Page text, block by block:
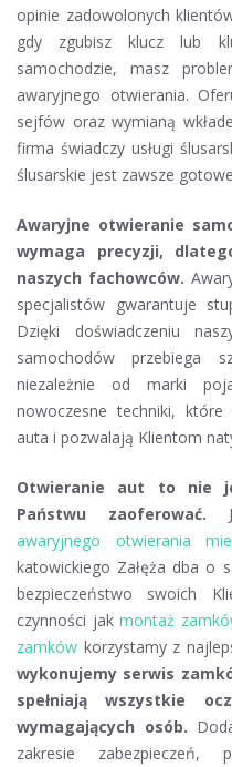
opinie zadowolonych
gdy zgubisz klucz lub
samochodzie, masz
awaryjnego otwierania.
sejfów oraz wymianą
firma świadczy usługi
ślusarskie jest zawsze
Awaryjne otwieranie
wymaga precyzji,
naszych fachowców.
specjalistów gwarantuje
Dzięki doświadczeniu
samochodów przebiega
niezależnie od marki
nowoczesne techniki, które
auta i pozwalają Klientom
Otwieranie aut to nie
Państwu zaoferować.
awaryjnego otwierania
katowickiego Załęża dba o
bezpieczeństwo swoich
czynności jakmontaż
zamków korzystamy z
wykonujemy serwis
spełniają wszystkie
wymagających osób.
zakresie zabezpieczeń,